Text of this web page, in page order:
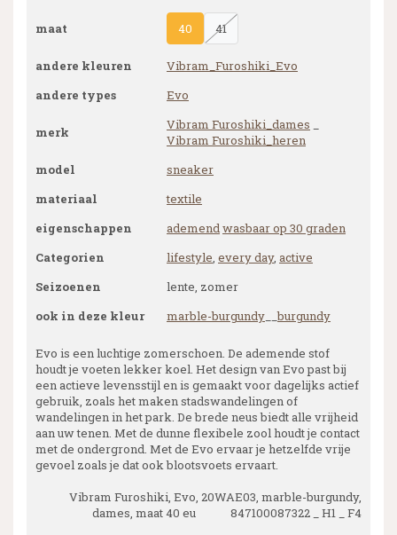
maat 40 41
andere kleuren
Vibram_Furoshiki_Evo
andere types
Evo
merk Vibram Furoshiki_dames
Vibram Furoshiki_heren
model
sneaker
materiaal
textile
eigenschappen
ademendwasbaar op 30 graden
Categorien
lifestyle, every day, active
Seizoenen
lente, zomer
ook in deze kleur
marble-burgundy __burgundy
Evo is een luchtige zomerschoen. De ademende stof
houdt je voeten lekker koel. Het design van Evo past bij
een actieve levensstijl en is gemaakt voor dagelijks actief
gebruik, zoals het maken stadswandelingen of
wandelingen in het park. De brede neus biedt alle vrijheid
aan uw tenen. Met de dunne flexibele zool houdt je contact
met de ondergrond. Met de Evo ervaar je hetzelfde vrije
gevoel zoals je dat ook blootsvoets ervaart.
Vibram Furoshiki, Evo, 20WAE03, marble-burgundy,
dames, maat 40 eu 847100087322 _ H1 _ F4